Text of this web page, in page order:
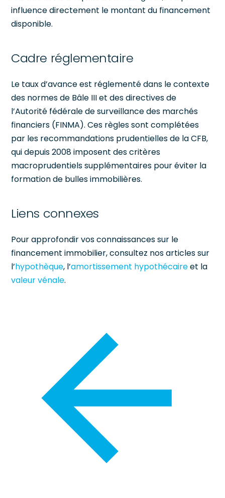
influence directement le montant du financement
disponible.
Cadre réglementaire
Le taux d’avance est réglementé dans le contexte
des normes de Bâle III et des directives de
l’Autorité fédérale de surveillance des marchés
financiers (FINMA). Ces règles sont complétées
par les recommandations prudentielles de la CFB,
qui depuis 2008 imposent des critères
macroprudentiels supplémentaires pour éviter la
formation de bulles immobilières.
Liens connexes
Pour approfondir vos connaissances sur le
financement immobilier, consultez nos articles sur
l’hypothèque, l’amortissement hypothécaireet la
valeur vénale.